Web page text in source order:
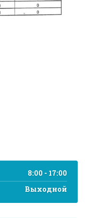
8:00 - 17:00
Выходной